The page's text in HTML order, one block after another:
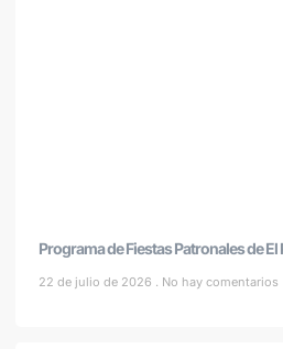
Programa de Fiestas Patronales de
22 de julio de 2026 No hay comentarios